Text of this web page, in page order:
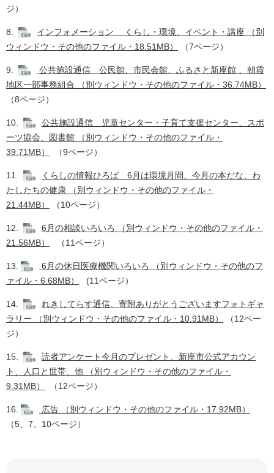
ジ） ​
8.
インフォメーション くらし・環境、イベント・講座 （別
ウィンドウ・その他のファイル・18.51MB）
（7ページ） ​
9.
公共施設通信 公民館、市民会館、ふるさと新座館 、朝霞
地区一部事務組合 （別ウィンドウ・その他のファイル・36.74MB）
（8ページ）​
10.
公共施設通信 児童センター・子育て支援センター、スポ
ーツ協会、図書館 （別ウィンドウ・その他のファイル・
39.71MB）
（9ページ） ​
11.
くらしの情報ひろば 6月は環境月間、今月の本だな、わ
たしたちの健康 （別ウィンドウ・その他のファイル・
21.44MB）
（10ページ）​
12.
6月の相談いろいろ （別ウィンドウ・その他のファイル・
21.56MB）
（11ページ）​
13.
6月の休日医療機関いろいろ （別ウィンドウ・その他のフ
ァイル・6.68MB）
(11ページ）
14.
れきしてらす通信、寄附ありがとうございますフォトギャ
ラリー （別ウィンドウ・その他のファイル・10.91MB）
（12ペー
ジ）
15.
読者アンケート今月のプレゼント、新座市公式アカウン
ト、人口と世帯、他 （別ウィンドウ・その他のファイル・
9.31MB）
（12ページ）
16.
広告 （別ウィンドウ・その他のファイル・17.92MB）
（5、7、10ページ）